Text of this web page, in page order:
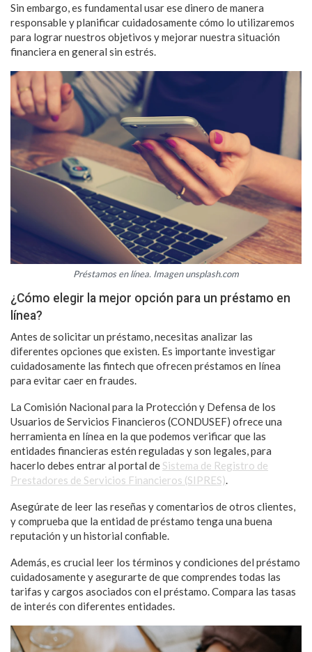
Sin embargo, es fundamental usar ese dinero de manera
responsable y planificar cuidadosamente cómo lo utilizaremos
para lograr nuestros objetivos y mejorar nuestra situación
financiera en general sin estrés.
Préstamos en línea. Imagen unsplash.com
¿Cómo elegir la mejor opción para un préstamo en
línea?
Antes de solicitar un préstamo, necesitas analizar las
diferentes opciones que existen. Es importante investigar
cuidadosamente las fintech que ofrecen préstamos en línea
para evitar caer en fraudes.
La Comisión Nacional para la Protección y Defensa de los
Usuarios de Servicios Financieros (CONDUSEF) ofrece una
herramienta en línea en la que podemos verificar que las
entidades financieras estén reguladas y son legales, para
hacerlo debes entrar al portal de Sistema de Registro de
Prestadores de Servicios Financieros (SIPRES).
Asegúrate de leer las reseñas y comentarios de otros clientes,
y comprueba que la entidad de préstamo tenga una buena
reputación y un historial confiable.
Además, es crucial leer los términos y condiciones del préstamo
cuidadosamente y asegurarte de que comprendes todas las
tarifas y cargos asociados con el préstamo. Compara las tasas
de interés con diferentes entidades.